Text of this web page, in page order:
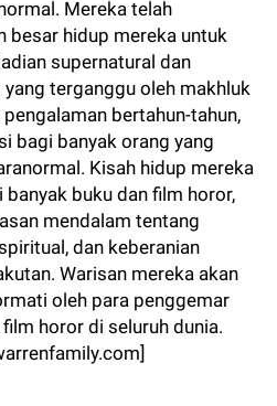
Mereka telah
besar hidup mereka untuk
supernatural dan
terganggu oleh makhluk
bertahun-tahun,
bagi banyak orang yang
Kisah hidup mereka
buku dan film horor,
mendalam tentang
dan keberanian
Warisan mereka akan
oleh para penggemar
horor di seluruh dunia.